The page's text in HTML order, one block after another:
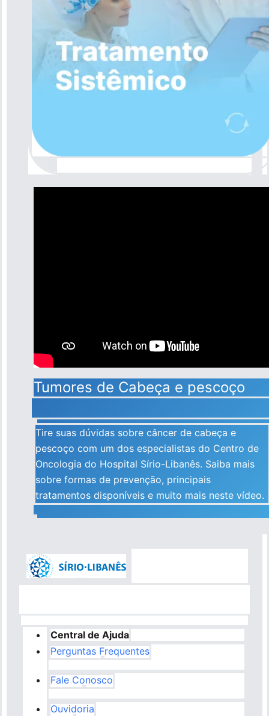
Tumores de Cabeça e pescoço
Tire suas dúvidas sobre câncer de cabeça e
pescoço com um dos especialistas do Centro de
Oncologia do Hospital Sírio-Libanês. Saiba mais
sobre formas de prevenção, principais
tratamentos disponíveis e muito mais neste vídeo.
Central de Ajuda
Perguntas Frequentes
Fale Conosco
Ouvidoria